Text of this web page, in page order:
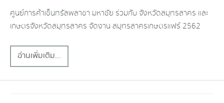
ศูนย์การค้าเซ็นทรัลพลาซา มหาชัย ร่วมกับ จังหวัดสมุทรสาคร และ
เกษตรจังหวัดสมุทรสาคร จัดงาน สมุทรสาครเกษตรแฟร์ 2562
อ่านเพิ่มเติม...